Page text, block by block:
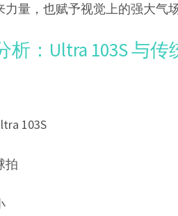
力量，也赋予视觉上的强大气
析：Ultra 103S 与传
103S
拍